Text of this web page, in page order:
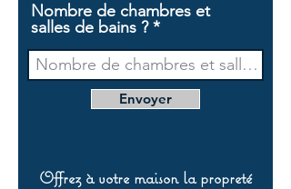
Nombre de chambres et
salles de bains ?
Envoyer
Offrez à votre maison la propreté